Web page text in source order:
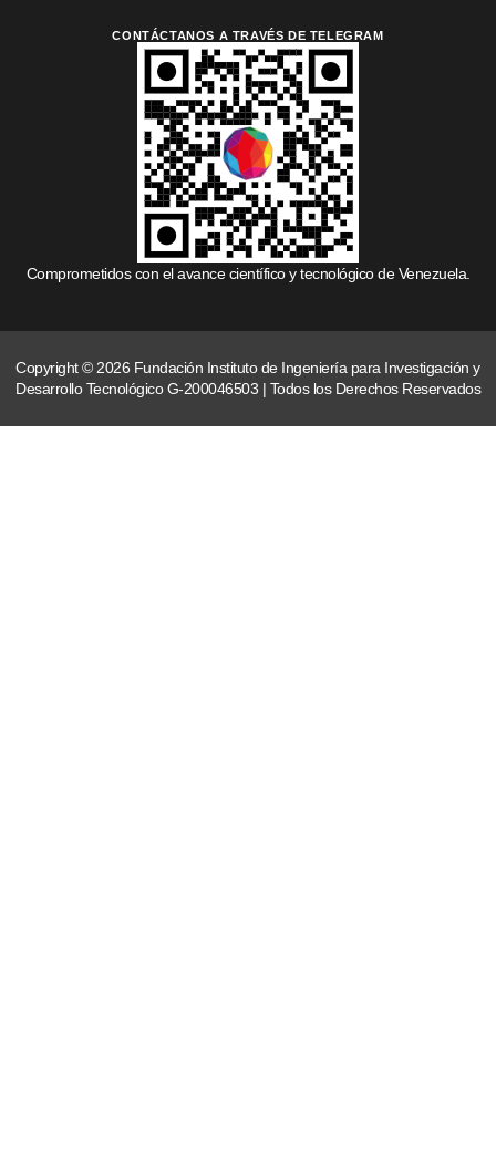
CONTÁCTANOS A TRAVÉS DE TELEGRAM
Comprometidos con el avance científico y tecnológico de Venezuela.
Copyright © 2026 Fundación Instituto de Ingeniería para Investigación y
Desarrollo Tecnológico G-200046503 | Todos los Derechos Reservados